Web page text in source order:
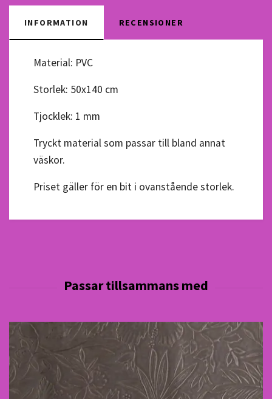
INFORMATION RECENSIONER
Material: PVC
Storlek: 50x140 cm
Tjocklek: 1 mm
Tryckt material som passar till bland annat
väskor.
Priset gäller för en bit i ovanstående storlek.